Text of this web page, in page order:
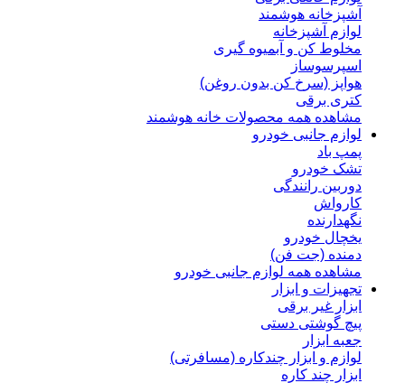
آشپزخانه هوشمند
لوازم آشپزخانه
مخلوط کن و آبمیوه گیری
اسپرسوساز
هواپز (سرخ کن بدون روغن)
کتری برقی
مشاهده همه محصولات خانه هوشمند
لوازم جانبی خودرو
پمپ باد
تشک خودرو
دوربین رانندگی
کارواش
نگهدارنده
یخچال خودرو
دمنده (جت فن)
مشاهده همه لوازم جانبی خودرو
تجهیزات و ابزار
ابزار غیر برقی
پیچ گوشتی دستی
جعبه ابزار
لوازم و ابزار چندکاره (مسافرتی)
ابزار چند کاره